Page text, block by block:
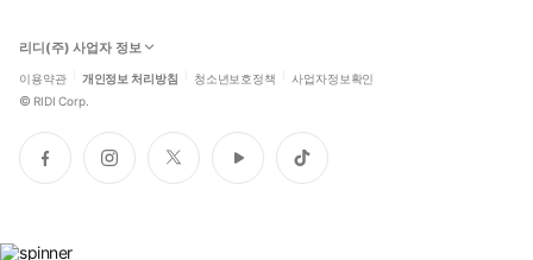
리디(주) 사업자 정보
이용약관 개인정보 처리방침 청소년보호정책 사업자정보확인
© RIDI Corp.
페
이
인
스
트
위
유
튜
틱
톡